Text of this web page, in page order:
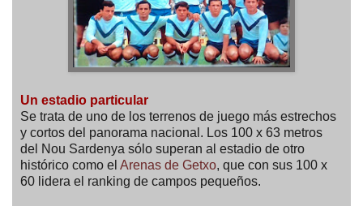
Un estadio particular
Se trata de uno de los terrenos de juego más estrechos
y cortos del panorama nacional. Los 100 x 63 metros
del Nou Sardenya sólo superan al estadio de otro
histórico como el Arenas de Getxo, que con sus 100 x
60 lidera el ranking de campos pequeños.